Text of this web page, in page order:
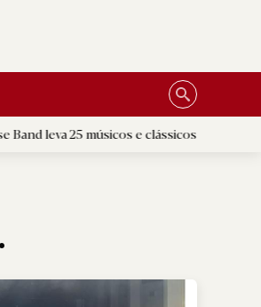
e clássicos do rock à Póvoa de